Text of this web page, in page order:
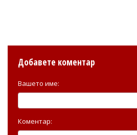
Добавете коментар
Вашето име:
Коментар: